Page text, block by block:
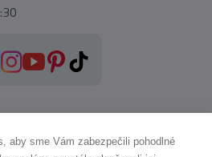
aby sme Vám zabezpečili pohodlné
Maxík